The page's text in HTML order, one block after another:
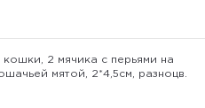
кошки, 2 мячика с перьями на
мятой, 2*4,5см, разноцв.